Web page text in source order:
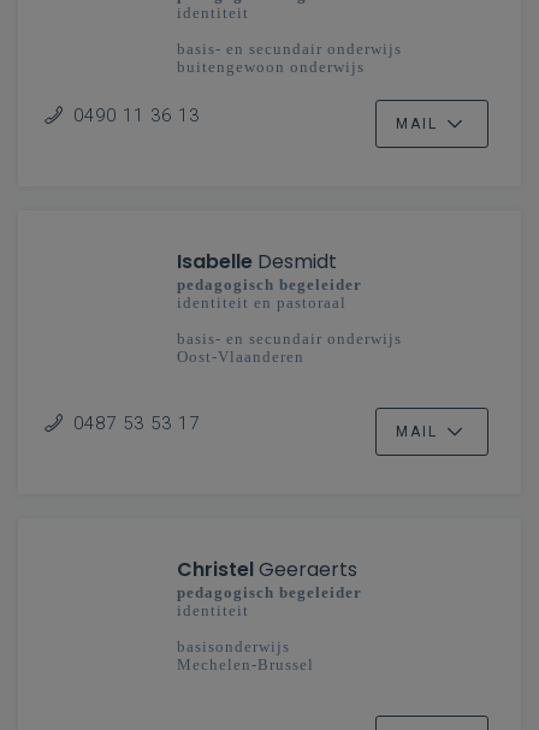
identiteit
basis- en secundair onderwijs
buitengewoon onderwijs
0490 11 36 13 MAIL
Isabelle Desmidt
pedagogisch begeleider
identiteit en pastoraal
basis- en secundair onderwijs
Oost-Vlaanderen
0487 53 53 17 MAIL
ChristelGeeraerts
pedagogisch begeleider
identiteit
basisonderwijs
Mechelen-Brussel